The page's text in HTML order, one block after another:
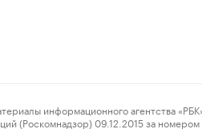
информационного агентства «РБК»
(Роскомнадзор) 09.12.2015 за